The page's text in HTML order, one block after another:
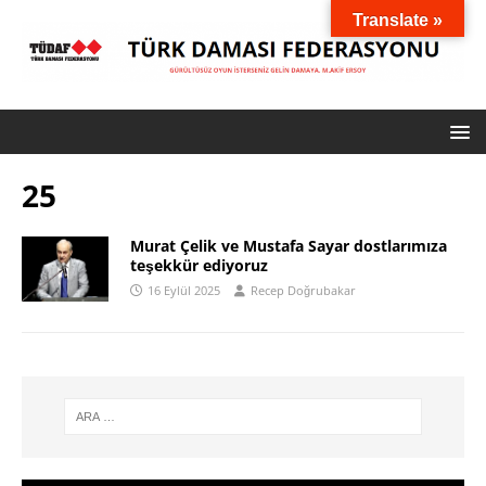
25
Murat Çelik ve Mustafa Sayar dostlarımıza
teşekkür ediyoruz
16 Eylül 2025 Recep Doğrubakar
Translate »